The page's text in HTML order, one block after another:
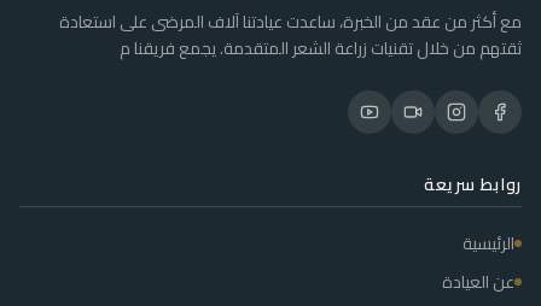
مع أكثر من عقد من الخبرة، ساعدت عيادتنا آلاف المرضى على استعادة
ثقتهم من خلال تقنيات زراعة الشعر المتقدمة. يجمع فريقنا م
روابط سريعة
الرئيسية
عن العيادة